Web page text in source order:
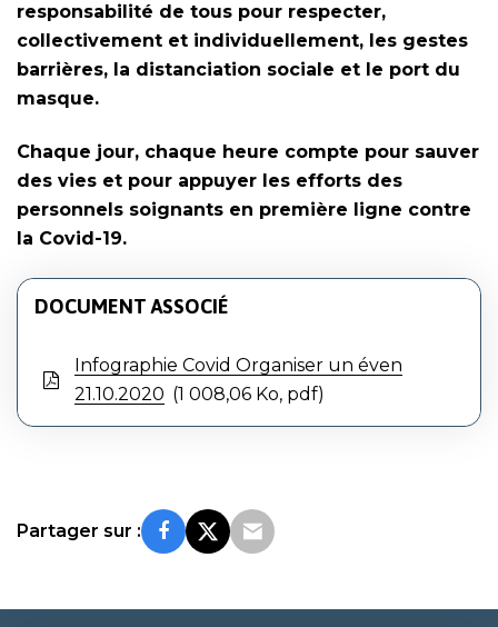
responsabilité de tous pour respecter,
collectivement et individuellement, les gestes
barrières, la distanciation sociale et le port du
masque.
Chaque jour, chaque heure compte pour sauver
des vies et pour appuyer les efforts des
personnels soignants en première ligne contre
la Covid-19.
DOCUMENT ASSOCIÉ
Infographie Covid Organiser un éven
21.10.2020
1 008,06 Ko, pdf
Partager sur :